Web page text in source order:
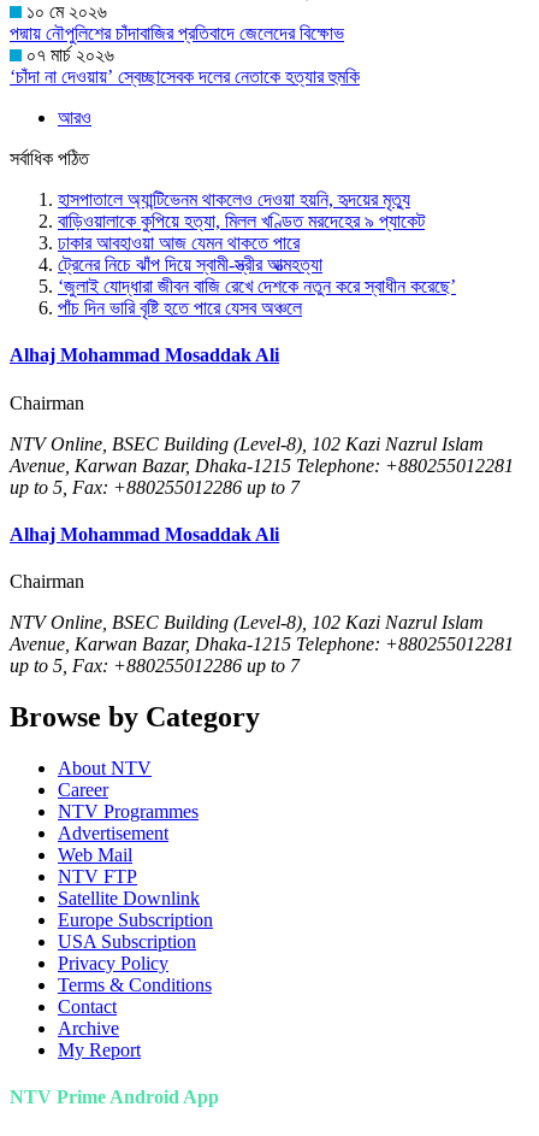
১০ মে ২০২৬
পদ্মায় নৌপুলিশের চাঁদাবাজির প্রতিবাদে জেলেদের বিক্ষোভ
০৭ মার্চ ২০২৬
‘চাঁদা না দেওয়ায়’ স্বেচ্ছাসেবক দলের নেতাকে হত্যার হুমকি
আরও
সর্বাধিক পঠিত
হাসপাতালে অ্যান্টিভেনম থাকলেও দেওয়া হয়নি, হৃদয়ের মৃত্যু
বাড়িওয়ালাকে কুপিয়ে হত্যা, মিলল খণ্ডিত মরদেহের ৯ প্যাকেট
ঢাকার আবহাওয়া আজ যেমন থাকতে পারে
ট্রেনের নিচে ঝাঁপ দিয়ে স্বামী-স্ত্রীর আত্মহত্যা
‘জুলাই যোদ্ধারা জীবন বাজি রেখে দেশকে নতুন করে স্বাধীন করেছে’
পাঁচ দিন ভারি বৃষ্টি হতে পারে যেসব অঞ্চলে
Alhaj Mohammad Mosaddak Ali
Chairman
NTV Online, BSEC Building (Level-8), 102 Kazi Nazrul Islam
Avenue, Karwan Bazar, Dhaka-1215 Telephone: +880255012281
up to 5, Fax: +880255012286 up to 7
Alhaj Mohammad Mosaddak Ali
Chairman
NTV Online, BSEC Building (Level-8), 102 Kazi Nazrul Islam
Avenue, Karwan Bazar, Dhaka-1215 Telephone: +880255012281
up to 5, Fax: +880255012286 up to 7
Browse by Category
About NTV
Career
NTV Programmes
Advertisement
Web Mail
NTV FTP
Satellite Downlink
Europe Subscription
USA Subscription
Privacy Policy
Terms & Conditions
Contact
Archive
My Report
NTV Prime Android App